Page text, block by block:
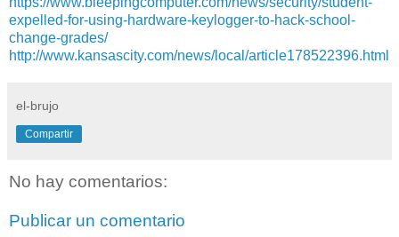
expelled-for-using-hardware-keylogger-to-hack-school-
change-grades/
http://www.kansascity.com/news/local/article178522396.html
el-brujo
Compartir
No hay comentarios:
Publicar un comentario